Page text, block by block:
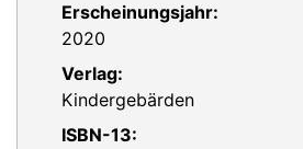
Erscheinungsjahr:
2020
Verlag:
Kindergebärden
ISBN-13: